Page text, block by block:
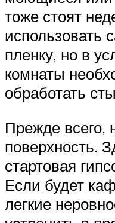
тоже стоят
использовать
пленку, но в
комнаты
обработать
Прежде всего,
поверхность.
стартовая
Если будет
легкие